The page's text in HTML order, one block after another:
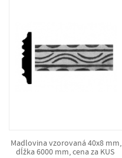
Madlovina vzorovaná 40x8 mm,
dĺžka 6000 mm, cena za KUS